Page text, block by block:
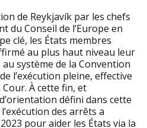
de Reykjavík par les chefs
du Conseil de l’Europe en
clé, les États membres
au plus haut niveau leur
système de la Convention
l’exécution pleine, effective
À cette fin, et
défini dans cette
des arrêts a
pour aider les États via la